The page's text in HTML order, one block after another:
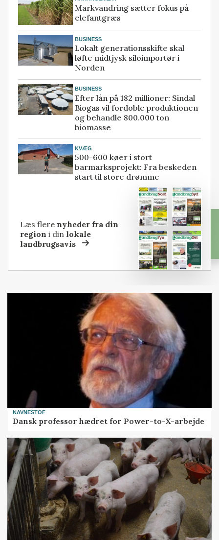
Markvandring sætter fokus på
elefantgræs
BUSINESS
Lokalt generationsskifte skal
løfte midtjysk siloimportør i
Norden
BUSINESS
Efter lån på 182 millioner: Sindal
Biogas vil fordoble produktionen
og behandle 800.000 ton
biomasse
KVÆG
500-600 køer i stort
barmarksprojekt: Fra beskeden
start til store drømme
Læs flere nyheder fra din
region i dinlokale
landbrugsavis
NAVNESTOF
Dansk professor hædret for Power-to-X-arbejde